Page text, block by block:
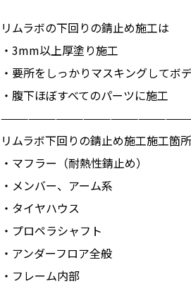
リムラボの下回りの錆止め施工は
・3mm以上厚塗り施工
・要所をしっかりマスキングしてボ
・腹下ほぼすべてのパーツに施工
リムラボ下回りの錆止め施工施工箇所
・マフラー（耐熱性錆止め）
・メンバー、アーム系
・タイヤハウス
・プロペラシャフト
・アンダーフロア全般
・フレーム内部